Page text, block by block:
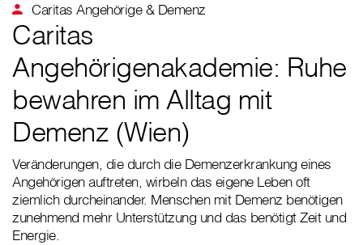
Caritas Angehörige & Demenz
Caritas
Angehörigenakademie: Ruhe
bewahren im Alltag mit
Demenz (Wien)
Veränderungen, die durch die Demenzerkrankung eines
Angehörigen auftreten, wirbeln das eigene Leben oft
ziemlich durcheinander. Menschen mit Demenz benötigen
zunehmend mehr Unterstützung und das benötigt Zeit und
Energie.